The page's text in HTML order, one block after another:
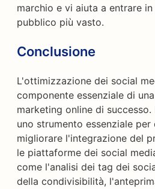
marchio e vi aiuta a entrare
pubblico più vasto.
Conclusione
L'ottimizzazione dei social
componente essenziale di
marketing online di
uno strumento essenziale per
migliorare l'integrazione del
le piattaforme dei social
come l'analisi dei tag dei
della condivisibilità,